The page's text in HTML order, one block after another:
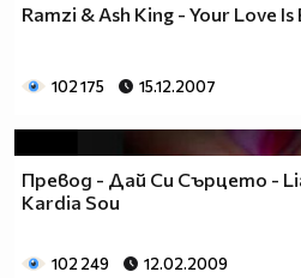
Ramzi & Ash King - Your Love Is
102 175 15.12.2007
Превод - Дай Си Сърцето -
Kardia Sou
102 249 12.02.2009